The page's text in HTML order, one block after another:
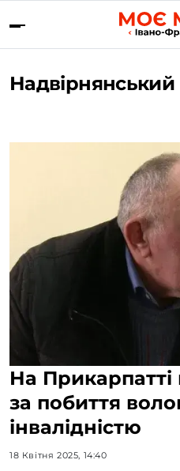
На
за побиття
інвалідністю
18 Квітня 2025, 14:40